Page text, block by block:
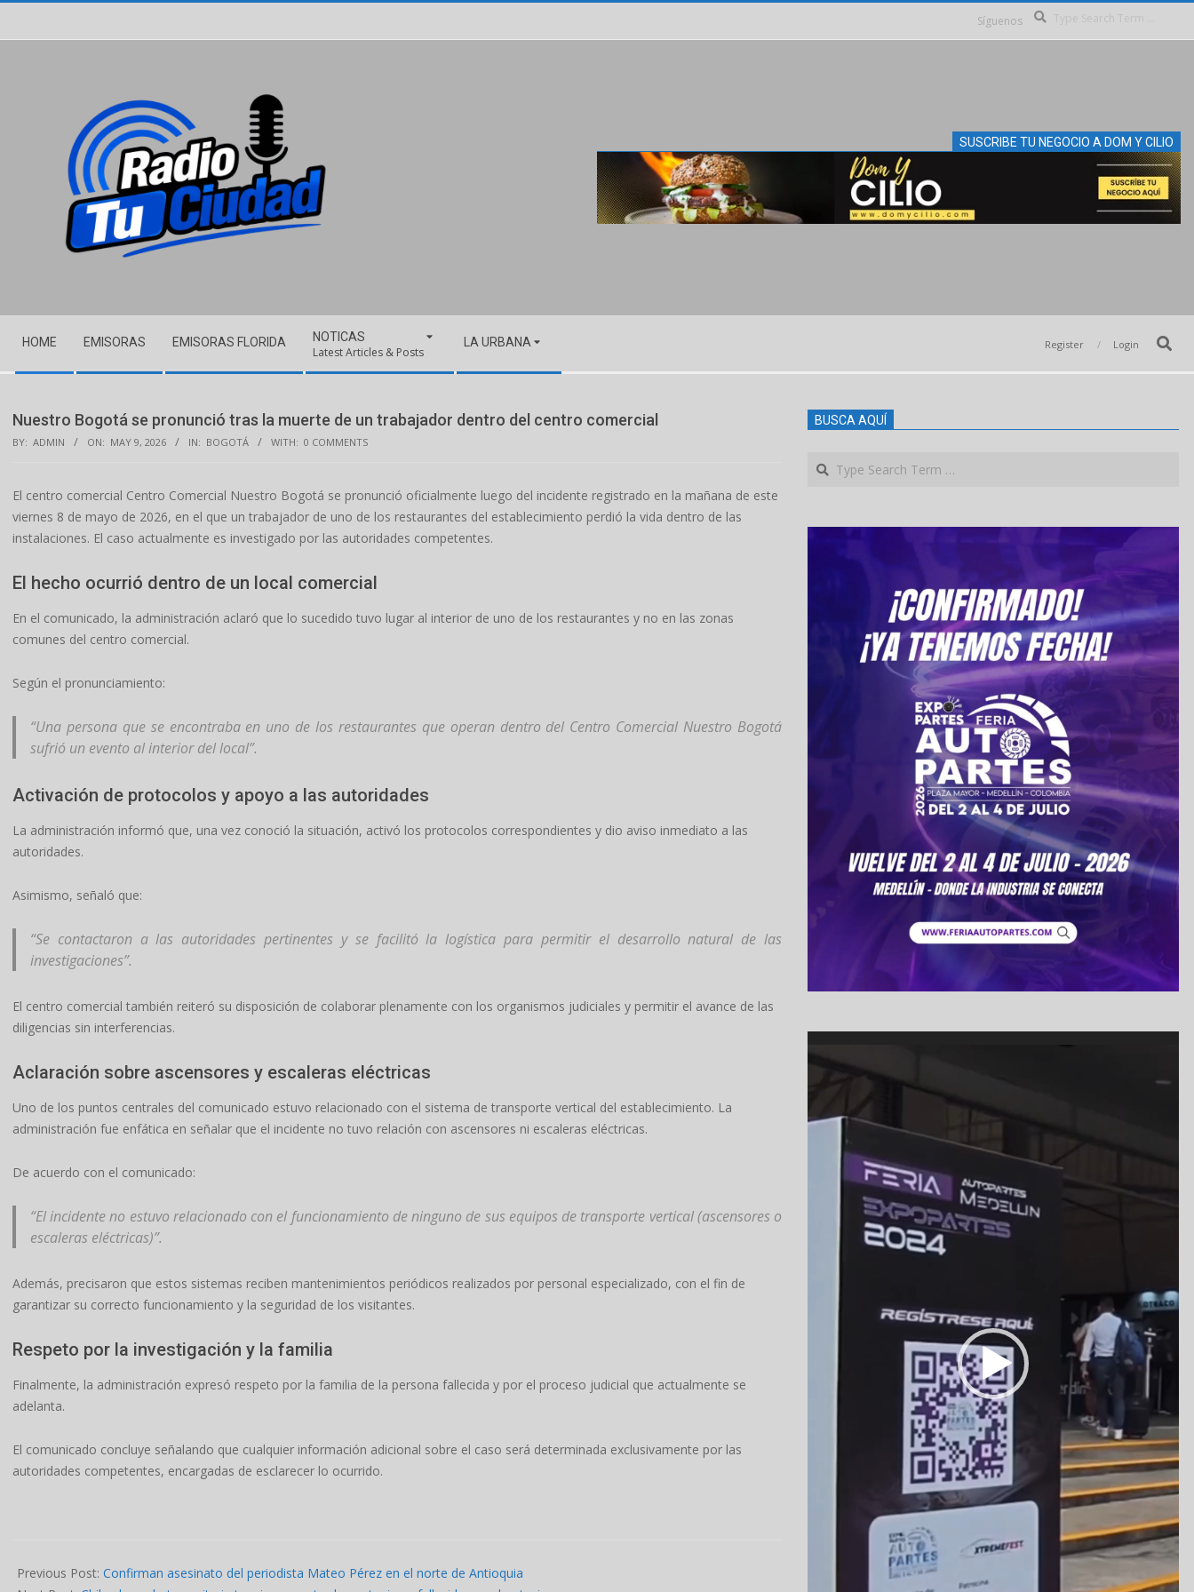
Síguenos
SUSCRIBE TU NEGOCIO A DOM Y CILIO
Navigation
Menu
HOME EMISORAS EMISORAS FLORIDA NOTICAS
Latest Articles & Posts
LA URBANA Register Login Search
Nuestro Bogotá se pronunció tras la muerte de un trabajador dentro del centro comercial
BY: ADMIN ON: MAY 9, 2026 IN: BOGOTÁ WITH: 0 COMMENTS
El centro comercial Centro Comercial Nuestro Bogotá se pronunció oficialmente luego del incidente registrado en la mañana de este
viernes 8 de mayo de 2026, en el que un trabajador de uno de los restaurantes del establecimiento perdió la vida dentro de las
instalaciones. El caso actualmente es investigado por las autoridades competentes.
El hecho ocurrió dentro de un local comercial
En el comunicado, la administración aclaró que lo sucedido tuvo lugar al interior de uno de los restaurantes y no en las zonas
comunes del centro comercial.
Según el pronunciamiento:
“Una persona que se encontraba en uno de los restaurantes que operan dentro del Centro Comercial Nuestro Bogotá
sufrió un evento al interior del local”.
Activación de protocolos y apoyo a las autoridades
La administración informó que, una vez conoció la situación, activó los protocolos correspondientes y dio aviso inmediato a las
autoridades.
Asimismo, señaló que:
“Se contactaron a las autoridades pertinentes y se facilitó la logística para permitir el desarrollo natural de las
investigaciones”.
El centro comercial también reiteró su disposición de colaborar plenamente con los organismos judiciales y permitir el avance de las
diligencias sin interferencias.
Aclaración sobre ascensores y escaleras eléctricas
Uno de los puntos centrales del comunicado estuvo relacionado con el sistema de transporte vertical del establecimiento. La
administración fue enfática en señalar que el incidente no tuvo relación con ascensores ni escaleras eléctricas.
De acuerdo con el comunicado:
“El incidente no estuvo relacionado con el funcionamiento de ninguno de sus equipos de transporte vertical (ascensores o
escaleras eléctricas)”.
Además, precisaron que estos sistemas reciben mantenimientos periódicos realizados por personal especializado, con el fin de
garantizar su correcto funcionamiento y la seguridad de los visitantes.
Respeto por la investigación y la familia
Finalmente, la administración expresó respeto por la familia de la persona fallecida y por el proceso judicial que actualmente se
adelanta.
El comunicado concluye señalando que cualquier información adicional sobre el caso será determinada exclusivamente por las
autoridades competentes, encargadas de esclarecer lo ocurrido.
05-
Previous Post: Confirman asesinato del periodista Mateo Pérez en el norte de Antioquia
BUSCA AQUÍ
Search
Player